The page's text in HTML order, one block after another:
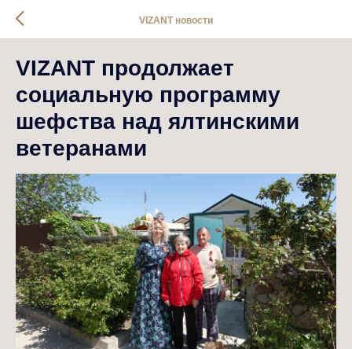
VIZANT новости
VIZANT продолжает
социальную программу
шефства над ялтинскими
ветеранами